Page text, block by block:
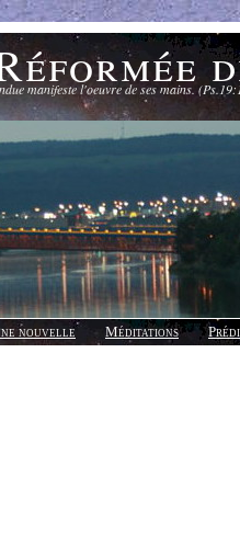
manifeste l'oeuvre de ses mains.
nouvelle Méditations